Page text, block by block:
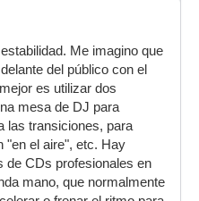
Me imagino que
del público con el
es utilizar dos
mesa de DJ para
las transiciones, para
"en el aire", etc. Hay
de CDs profesionales en
mano, que normalmente